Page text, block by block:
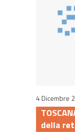
4 Dicembre
della